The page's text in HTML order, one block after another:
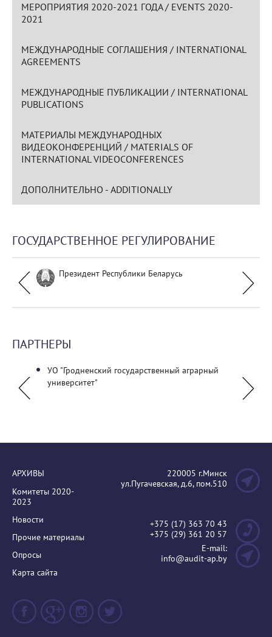
МЕРОПРИЯТИЯ 2020-2021 ГОДА / EVENTS 2020-
2021
МЕЖДУНАРОДНЫЕ СОГЛАШЕНИЯ / INTERNATIONAL
AGREEMENTS
МЕЖДУНАРОДНЫЕ ПУБЛИКАЦИИ / INTERNATIONAL
PUBLICATIONS
МАТЕРИАЛЫ МЕЖДУНАРОДНЫХ
ВИДЕОКОНФЕРЕНЦИЙ / MATERIALS OF
INTERNATIONAL VIDEOCONFERENCES
ДОПОЛНИТЕЛЬНО - ADDITIONALLY
ГОСУДАРСТВЕННОЕ РЕГУЛИРОВАНИЕ
Президент Республики Беларусь
ПАРТНЕРЫ
УО "Гродненский государственный аграрный
университет"
АРХИВЫ
Комитеты 2020-
2023
Новости
Прочие материалы
Опросы
Карта сайта
220005 г.Минск
ул.Пугачевская, д.6, пом.510
+375 (17) 363 70 43
+375 (29) 361 20 57
E-mail:
info@audit-ap.by